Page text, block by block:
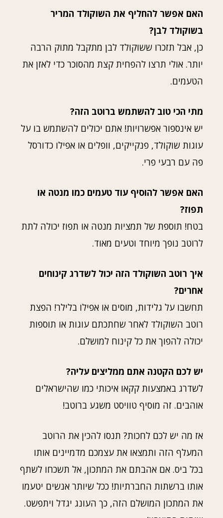
האם אפשר להחליף את השוקולד המריר
בשוקולד לבן?
כן, אבל תזכרו ששוקולד לבן מתקבל מתוק הרבה
יותר. אולי תרצו להפחית קצת מהסוכר כדי לאזן את
הטעמים.
מתי הכי טוב להשתמש ברוטב הזה?
יש אינספור אפשרויות! אתם יכולים להשתמש בו על
עוגות שוקולד, פנקייקים, וופלים או אפילו כדורסל
פה עם רבעי פרי.
האם אפשר להוסיף עוד טעמים כמו מנטה או
תפוז?
בטח! תוספת של תמציות מנטה או תפוז יכולה לתת
לרוטב נופך מיוחד וטעים מאוד.
איך רוטב השוקולד הזה יכול לשדרג קינוחים
אחרים?
תחשבו על גלידות, מוסים או אפילו בלילר! הפצת
רוטב השוקולד לאחר שחתכתם עוגות או תוספות
יכולה להפוך את כל קינוח למושלם.
יש לכם הקטנה אתם ממליצים עליה?
לשדרג באמצעות קקאו איכותי כמו שהישראלים
אוהבים. זה מוסיף טוויסט משגע ברוטב!
אז מה יש לכם לחכות? תנסו להכין את הרוטב
המעלף הזה ותמצאו את עצמכם מדמיינים אותו
בכל ביס. אם אהבתם את המתכון, אל תשכחו לשתף
אותו ברשתות החברתיות! ככל שיותר אנשים יטעמו
את המתכון המושלם הזה, כך העונג יגדל ויתפשט.